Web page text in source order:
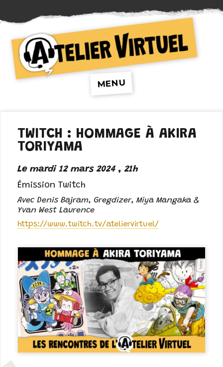
Atelier VirtuelMENU
TWITCH : HOMMAGE À AKIRA
TORIYAMA
Le mardi 12 mars 2024 , 21h
Émission Twitch
Avec Denis Bajram, Gregdizer, Miya Mangaka &
Yvan West Laurence
https://www.twitch.tv/ateliervirtuel/